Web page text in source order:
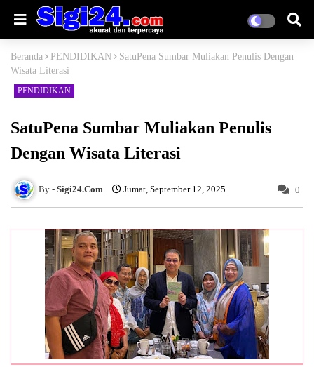
Beranda PENDIDIKAN
SatuPena Sumbar Muliakan Penulis Dengan
Wisata Literasi
PENDIDIKAN
SatuPena Sumbar Muliakan Penulis
Dengan Wisata Literasi
Sigi24.Com Jumat, September 12, 2025 0